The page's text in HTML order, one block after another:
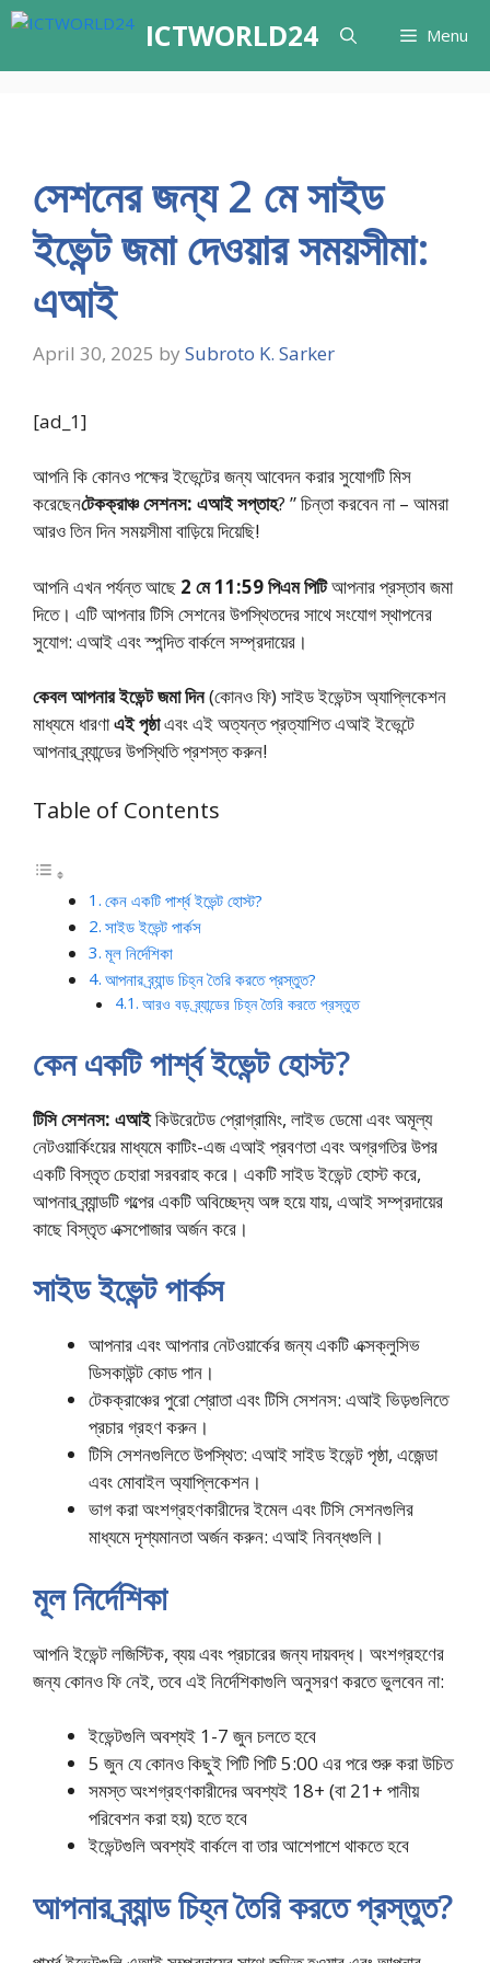
Skip
content
ICTWORLD24 Menu
সেশনের জন্য 2 মে সাইড
ইভেন্ট জমা দেওয়ার সময়সীমা:
এআই
April 30, 2025 by Subroto K. Sarker
[ad_1]
আপনি কি কোনও পক্ষের ইভেন্টের জন্য আবেদন করার সুযোগটি মিস
করেছেনটেকক্রাঞ্চ সেশনস: এআইসপ্তাহ? ” চিন্তা করবেন না – আমরা
আরও তিন দিন সময়সীমা বাড়িয়ে দিয়েছি!
আপনি এখন পর্যন্ত আছে 2 মে 11:59 পিএম পিটিআপনার প্রস্তাব জমা
দিতে। এটি আপনার টিসি সেশনের উপস্থিতদের সাথে সংযোগ স্থাপনের
সুযোগ: এআই এবং স্পন্দিত বার্কলে সম্প্রদায়ের।
কেবল আপনার ইভেন্ট জমা দিন(কোনও ফি) সাইড ইভেন্টস অ্যাপ্লিকেশন
মাধ্যমে ধারণাএই পৃষ্ঠাএবং এই অত্যন্ত প্রত্যাশিত এআই ইভেন্টে
আপনার ব্র্যান্ডের উপস্থিতি প্রশস্ত করুন!
Table of Contents
কেন একটি পার্শ্ব ইভেন্ট হোস্ট?
সাইড ইভেন্ট পার্কস
মূল নির্দেশিকা
আপনার ব্র্যান্ড চিহ্ন তৈরি করতে প্রস্তুত?
আরও বড় ব্র্যান্ডের চিহ্ন তৈরি করতে প্রস্তুত
কেন একটি পার্শ্ব ইভেন্ট হোস্ট?
টিসি সেশনস: এআইকিউরেটেড প্রোগ্রামিং, লাইভ ডেমো এবং অমূল্য
নেটওয়ার্কিংয়ের মাধ্যমে কাটিং-এজ এআই প্রবণতা এবং অগ্রগতির উপর
একটি বিস্তৃত চেহারা সরবরাহ করে। একটি সাইড ইভেন্ট হোস্ট করে,
আপনার ব্র্যান্ডটি গল্পের একটি অবিচ্ছেদ্য অঙ্গ হয়ে যায়, এআই সম্প্রদায়ের
কাছে বিস্তৃত এক্সপোজার অর্জন করে।
সাইড ইভেন্ট পার্কস
আপনার এবং আপনার নেটওয়ার্কের জন্য একটি এক্সক্লুসিভ
ডিসকাউন্ট কোড পান।
টেকক্রাঞ্চের পুরো শ্রোতা এবং টিসি সেশনস: এআই ভিড়গুলিতে
প্রচার গ্রহণ করুন।
টিসি সেশনগুলিতে উপস্থিত: এআই সাইড ইভেন্ট পৃষ্ঠা, এজেন্ডা
এবং মোবাইল অ্যাপ্লিকেশন।
ভাগ করা অংশগ্রহণকারীদের ইমেল এবং টিসি সেশনগুলির
মাধ্যমে দৃশ্যমানতা অর্জন করুন: এআই নিবন্ধগুলি।
মূল নির্দেশিকা
আপনি ইভেন্ট লজিস্টিক, ব্যয় এবং প্রচারের জন্য দায়বদ্ধ। অংশগ্রহণের
জন্য কোনও ফি নেই, তবে এই নির্দেশিকাগুলি অনুসরণ করতে ভুলবেন না:
ইভেন্টগুলি অবশ্যই 1-7 জুন চলতে হবে
5 জুন যে কোনও কিছুই পিটি পিটি 5:00 এর পরে শুরু করা উচিত
সমস্ত অংশগ্রহণকারীদের অবশ্যই 18+ (বা 21+ পানীয়
পরিবেশন করা হয়) হতে হবে
ইভেন্টগুলি অবশ্যই বার্কলে বা তার আশেপাশে থাকতে হবে
আপনার ব্র্যান্ড চিহ্ন তৈরি করতে প্রস্তুত?